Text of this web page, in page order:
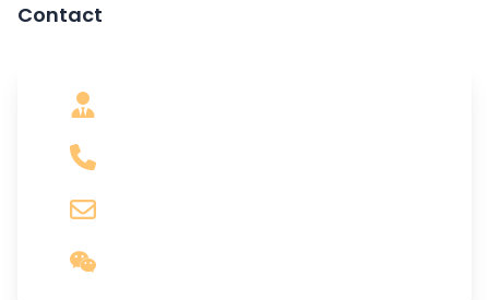
Contact